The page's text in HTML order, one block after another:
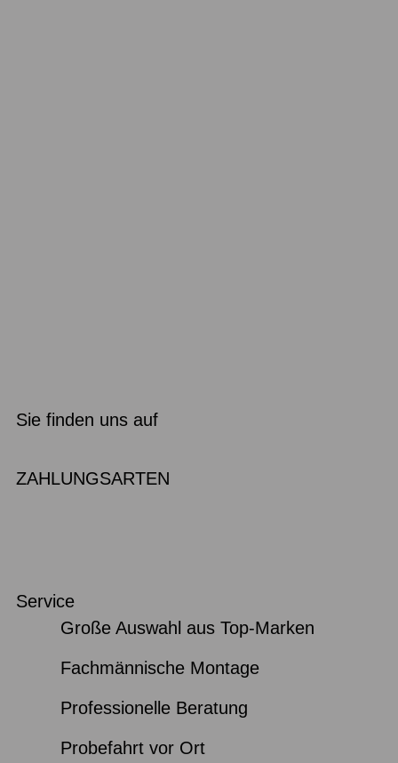
Sie finden uns auf
ZAHLUNGSARTEN
Service
Große Auswahl aus Top-Marken
Fachmännische Montage
Professionelle Beratung
Probefahrt vor Ort